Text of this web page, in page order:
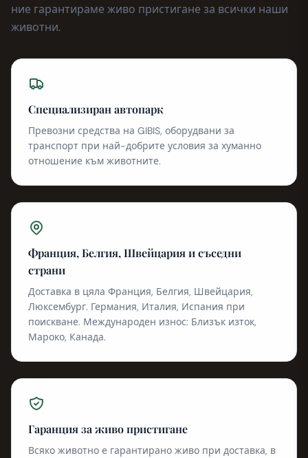
ние гарантираме живо пристигане за всички наши
животни.
Специализиран автопарк
Превозни средства на GIBIS, оборудвани за
транспорт при най-добрите условия за хуманно
отношение към животните.
Франция, Белгия, Швейцария и съседни
страни
Доставка в цяла Франция, Белгия, Швейцария,
Люксембург. Германия, Италия, Испания при
поискване. Международен износ: Близък изток,
Мароко, Канада.
Гаранция за живо пристигане
Всяко животно е гарантирано живо при доставка, в